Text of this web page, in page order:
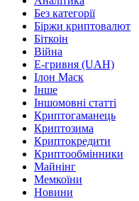
Без категорії
Біржи криптовалют
Біткоін
Війна
Е-гривня (UAH)
Ілон Маск
Інше
Іншомовні статті
Криптогаманець
Криптозима
Криптокредити
Криптообмінники
Майнінг
Мемкоїни
Новини